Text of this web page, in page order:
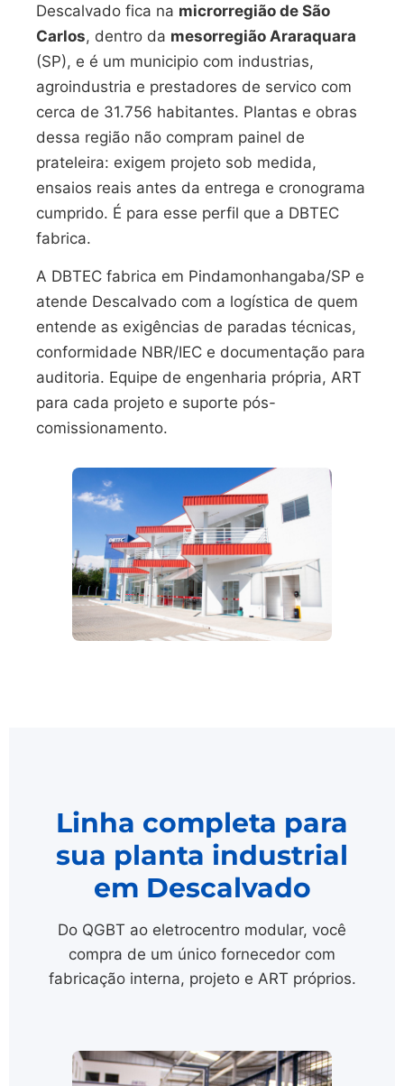
Descalvado fica na microrregião de São
Carlos, dentro da mesorregião Araraquara
(SP), e é um municipio com industrias,
agroindustria e prestadores de servico com
cerca de 31.756 habitantes. Plantas e obras
dessa região não compram painel de
prateleira: exigem projeto sob medida,
ensaios reais antes da entrega e cronograma
cumprido. É para esse perfil que a DBTEC
fabrica.
A DBTEC fabrica em Pindamonhangaba/SP e
atende Descalvado com a logística de quem
entende as exigências de paradas técnicas,
conformidade NBR/IEC e documentação para
auditoria. Equipe de engenharia própria, ART
para cada projeto e suporte pós-
comissionamento.
Linha completa para
sua planta industrial
em Descalvado
Do QGBT ao eletrocentro modular, você
compra de um único fornecedor com
fabricação interna, projeto e ART próprios.